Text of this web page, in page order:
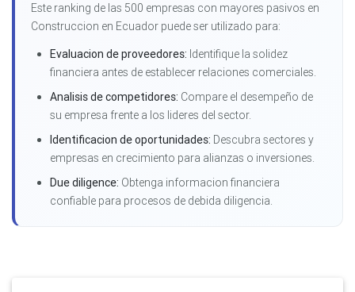
Este ranking de las 500 empresas con mayores pasivos en
Construccion en Ecuador puede ser utilizado para:
Evaluacion de proveedores: Identifique la solidez
financiera antes de establecer relaciones comerciales.
Analisis de competidores: Compare el desempeño de
su empresa frente a los lideres del sector.
Identificacion de oportunidades: Descubra sectores y
empresas en crecimiento para alianzas o inversiones.
Due diligence: Obtenga informacion financiera
confiable para procesos de debida diligencia.